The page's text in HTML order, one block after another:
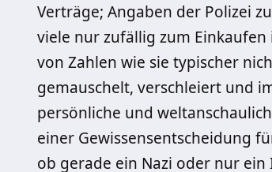
Verträge; Angaben der Polizei
viele nur zufällig zum Einkaufen
von Zahlen wie sie typischer
gemauschelt, verschleiert und
persönliche und
einer Gewissensentscheidung
ob gerade ein Nazi oder nur